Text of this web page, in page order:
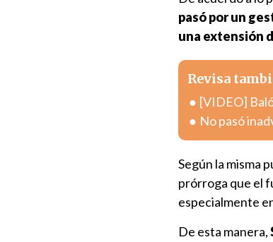
pasó por un
una extensión
Revisa
[VIDEO]
No pasó
Según la misma
prórroga que el
especialmente
De esta manera,